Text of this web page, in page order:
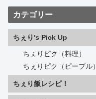
カテゴリー
ちぇり's Pick Up
ちぇりピク（料理）
ちぇりピク（ピープル）
ちぇり飯レシピ！